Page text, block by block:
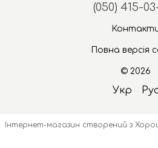
(050) 415-
Повна версія
© 2026
Укр
Інтернет-магазин створений з